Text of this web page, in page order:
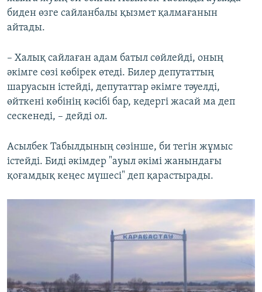
биден өзге сайланбалы қызмет қалмағанын
айтады.
– Халық сайлаған адам батыл сөйлейді, оның
әкімге сөзі көбірек өтеді. Билер депутаттың
шаруасын істейді, депутаттар әкімге тәуелді,
өйткені көбінің кәсібі бар, кедергі жасай ма деп
сескенеді, – дейді ол.
Асылбек Табылдының сөзінше, би тегін жұмыс
істейді. Биді әкімдер "ауыл әкімі жанындағы
қоғамдық кеңес мүшесі" деп қарастырады.